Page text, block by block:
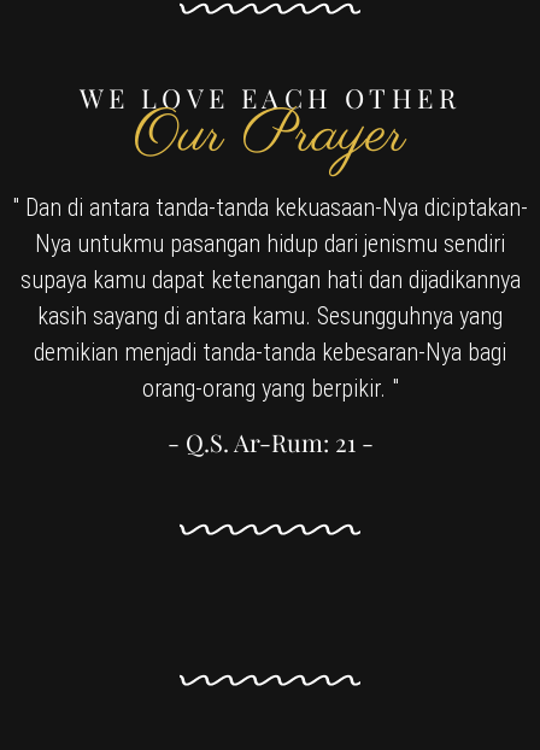
WE LOVE EACH OTHER
Our Prayer
" Dan di antara tanda-tanda kekuasaan-Nya diciptakan-
Nya untukmu pasangan hidup dari jenismu sendiri
supaya kamu dapat ketenangan hati dan dijadikannya
kasih sayang di antara kamu. Sesungguhnya yang
demikian menjadi tanda-tanda kebesaran-Nya bagi
orang-orang yang berpikir. "
- Q.S. Ar-Rum: 21 -